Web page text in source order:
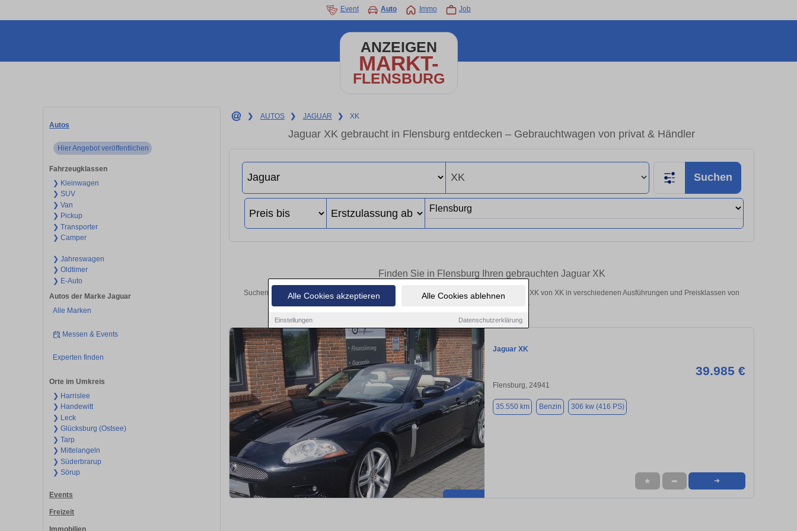
Alle Cookies akzeptieren Alle Cookies ablehnen
Einstellungen Datenschutzerklärung
Event Auto Immo Job
ANZEIGEN
MARKT-
FLENSBURG
Autos
Hier Angebot veröffentlichen
Fahrzeugklassen
❯ Kleinwagen
❯ SUV
❯ Van
❯ Pickup
❯ Transporter
❯ Camper
❯ Jahreswagen
❯ Oldtimer
❯ E-Auto
Autos der Marke Jaguar
Alle Marken
Messen & Events
Experten finden
Orte im Umkreis
❯ Harrislee
❯ Handewitt
❯ Leck
❯ Glücksburg (Ostsee)
❯ Tarp
❯ Mittelangeln
❯ Süderbrarup
❯ Sörup
Events
Freizeit
Immobilien
❯ AUTOS ❯ JAGUAR ❯ XK
Jaguar XK gebraucht in Flensburg entdecken – Gebrauchtwagen von privat & Händler
Suchen
Finden Sie in Flensburg Ihren gebrauchten Jaguar XK
Suchen Sie in Flensburg einen Jaguar XK Gebrauchtwagen? Entdecken Sie gebrauchte XK von XK in verschiedenen Ausführungen und Preisklassen von
Jaguar XK
39.985 €
Flensburg, 24941
35.550 km Benzin 306 kw (416 PS)
★ ➦ ➜